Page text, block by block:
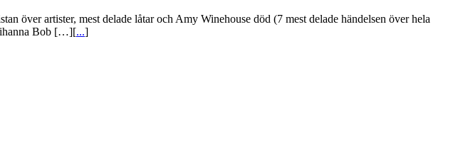
över artister, mest delade låtar och Amy Winehouse död (7 mest delade händelsen över hela
Bob […][...]